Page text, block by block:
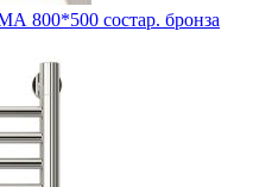
800*500 состар. бронза